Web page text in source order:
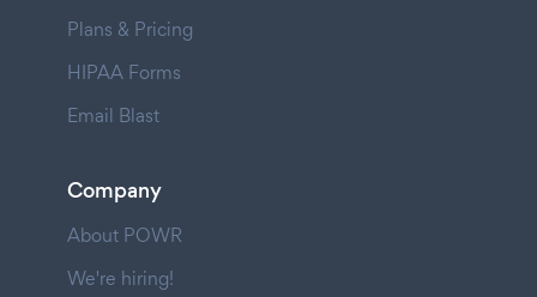
Plans & Pricing
HIPAA Forms
Email Blast
Company
About POWR
We're hiring!